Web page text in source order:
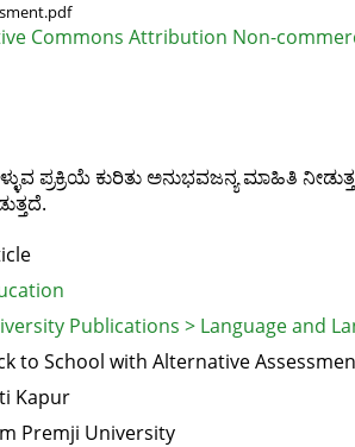
Commons Attribution Non-
ಪ್ರಕ್ರಿಯೆ ಕುರಿತು ಅನುಭವಜನ್ಯ ಮಾಹಿತಿ
Publications > Language and
to School with Alternative
Kapur
Premji University